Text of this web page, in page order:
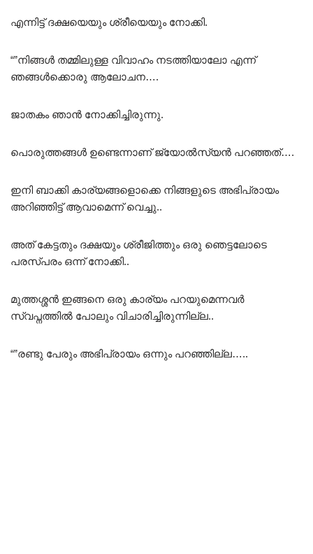
എന്നിട്ട് ദക്ഷയെയും ശ്രീയെയും നോക്കി.
“”നിങ്ങൾ തമ്മിലുള്ള വിവാഹം നടത്തിയാലോ എന്ന്
ഞങ്ങൾക്കൊരു ആലോചന….
ജാതകം ഞാൻ നോക്കിച്ചിരുന്നു.
പൊരുത്തങ്ങൾ ഉണ്ടെന്നാണ് ജ്യോൽസ്യൻ പറഞ്ഞത്….
ഇനി ബാക്കി കാര്യങ്ങളൊക്കെ നിങ്ങളുടെ അഭിപ്രായം
അറിഞ്ഞിട്ട് ആവാമെന്ന് വെച്ചു..
അത് കേട്ടതും ദക്ഷയും ശ്രീജിത്തും ഒരു ഞെട്ടലോടെ
പരസ്പരം ഒന്ന് നോക്കി..
മുത്തശ്ശൻ ഇങ്ങനെ ഒരു കാര്യം പറയുമെന്നവർ
സ്വപ്നത്തിൽ പോലും വിചാരിച്ചിരുന്നില്ല..
“”രണ്ടു പേരും അഭിപ്രായം ഒന്നും പറഞ്ഞില്ല…..